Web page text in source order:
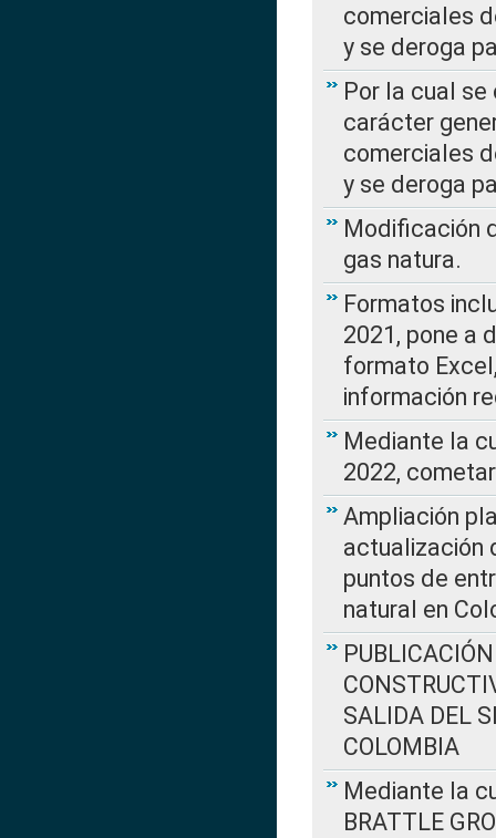
comerciales
y se deroga
Por la cual
carácter
comerciales
y se deroga
Modificación
gas natura.
Formatos
2021, pone a
formato
información
Mediante la
2022,
Ampliación
actualización
puntos de
natural en
SALIDA DEL
COLOMBIA
Mediante la
BRATTLE